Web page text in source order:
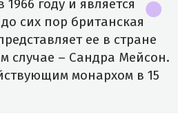
году и является
сих пор британская
ее в стране
случае – Сандра Мейсон.
монархом в 15